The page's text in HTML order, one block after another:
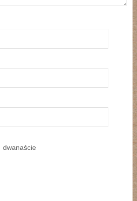
dwanaście